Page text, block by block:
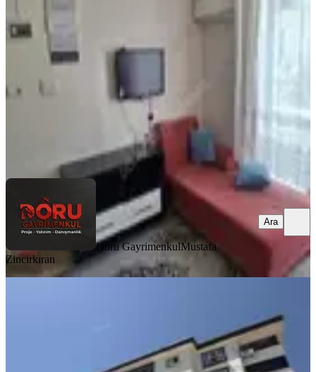
Dulkadiroğlu, Egemenlik Mahallesi
55 m²
Mustafa Zincirkıran
Doru GayrimenkulMustafa
Zincirkıran
Ara
Dulkadiroğlu, Bayazıtlı Mahallesi
·100 m²·3. Kat 03.08.2026